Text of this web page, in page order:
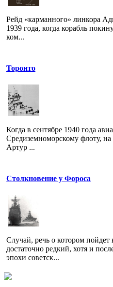
Рейд «карманного» линкора
1939 года, когда корабль
ком...
Торонто
Когда в сентябре 1940 года
Средиземноморскому флоту,
Артур ...
Столкновение у Фороса
Случай, речь о котором пойдет
достаточно редкий, хотя и
эпохи советск...